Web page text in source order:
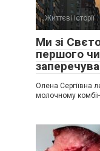
Життєві історії
Ми зі
першого
Олена Сергіївна
молочному